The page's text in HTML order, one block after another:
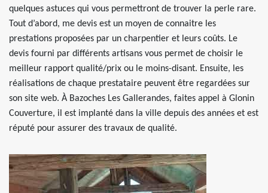
quelques astuces qui vous permettront de trouver la perle rare.
Tout d’abord, me devis est un moyen de connaitre les
prestations proposées par un charpentier et leurs coûts. Le
devis fourni par différents artisans vous permet de choisir le
meilleur rapport qualité/prix ou le moins-disant. Ensuite, les
réalisations de chaque prestataire peuvent être regardées sur
son site web. À Bazoches Les Gallerandes, faites appel à Glonin
Couverture, il est implanté dans la ville depuis des années et est
réputé pour assurer des travaux de qualité.